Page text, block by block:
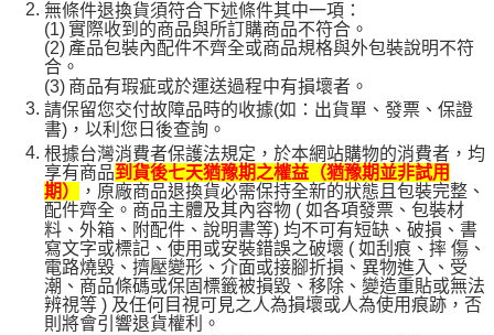
無條件退換貨須符合下述條件其中一項：
(1)實際收到的商品與所訂購商品不符合。
(2) 產品包裝內配件不齊全或商品規格與外包裝說明不符
合。
(3) 商品有瑕疵或於運送過程中有損壞者。
請保留您交付故障品時的收據(如：出貨單、發票、保證
書)，以利您日後查詢。
根據台灣消費者保護法規定，於本網站購物的消費者，均
享有商品到貨後七天猶豫期之權益（猶豫期並非試用
期）
，原廠商品退換貨必需保持全新的狀態且包裝完整、
配件齊全。商品主體及其內容物 ( 如各項發票、包裝材
料、外箱、附配件、說明書等) 均不可有短缺、破損、書
寫文字或標記、使用或安裝錯誤之破壞 ( 如刮痕、摔 傷、
電路燒毀、擠壓變形、介面或接腳折損、異物進入、受
潮、商品條碼或保固標籤被損毀、移除、變造重貼或無法
辨視等 ) 及任何目視可見之人為損壞或人為使用痕跡，否
則將會引響退貨權利。